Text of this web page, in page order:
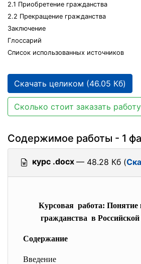
2.1 Приобретение гражданства
2.2 Прекращение гражданства
Заключение
Глоссарий
Список использованных источников
Скачать целиком (46.05 Кб)
Сколько стоит заказать
Содержимое работы - 1
курс .docx — 48.28 Кб (
Курсовая работа:
гражданства в
Содержание
Введение